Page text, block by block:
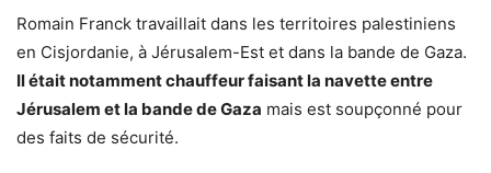
Romain Franck travaillait dans les territoires palestiniens
en Cisjordanie, à Jérusalem-Est et dans la bande de Gaza.
Il était notamment chauffeur faisant la navette entre
Jérusalem et la bande de Gaza mais est soupçonné pour
des faits de sécurité.